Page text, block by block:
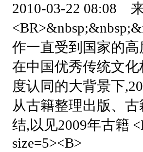
2010-03-22 08:08
作一直受到国家的
在中国优秀传统文
度认同的大背景下
从古籍整理出版、
结,以见2009年古籍
size=5><B>